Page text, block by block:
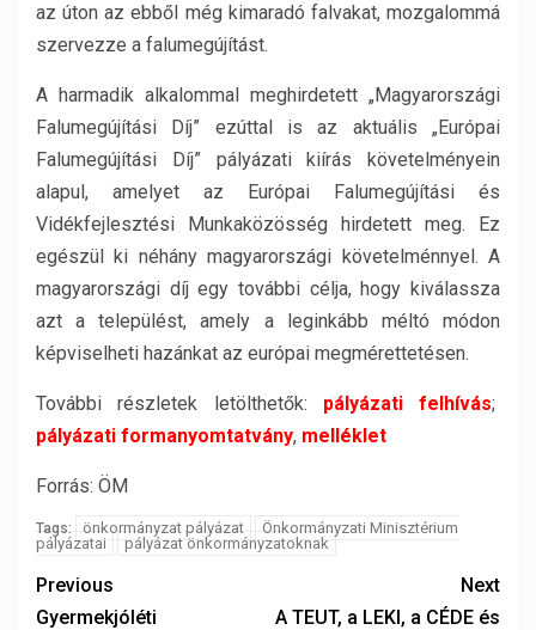
az úton az ebből még kimaradó falvakat, mozgalommá
szervezze a falumegújítást.
A harmadik alkalommal meghirdetett „Magyarországi
Falumegújítási Díj” ezúttal is az aktuális „Európai
Falumegújítási Díj” pályázati kiírás követelményein
alapul, amelyet az Európai Falumegújítási és
Vidékfejlesztési Munkaközösség hirdetett meg. Ez
egészül ki néhány magyarországi követelménnyel. A
magyarországi díj egy további célja, hogy kiválassza
azt a települést, amely a leginkább méltó módon
képviselheti hazánkat az európai megmérettetésen.
További részletek letölthetők: pályázati felhívás;
pályázati formanyomtatvány, melléklet
Forrás: ÖM
Tags: önkormányzat pályázat
Önkormányzati Minisztérium
pályázatai
pályázat önkormányzatoknak
Previous
Gyermekjóléti
Next
A TEUT, a LEKI, a CÉDE és